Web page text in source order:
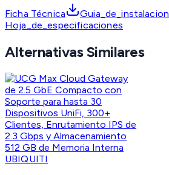
Ficha Técnica
Guia_de_instalacion
Hoja_de_especificaciones
Alternativas Similares
UBIQUITI